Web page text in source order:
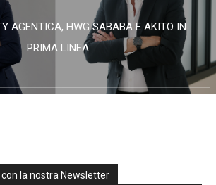
AGENTICA, HWG SABABA E AKITO IN
PRIMA LINEA
la nostra Newsletter